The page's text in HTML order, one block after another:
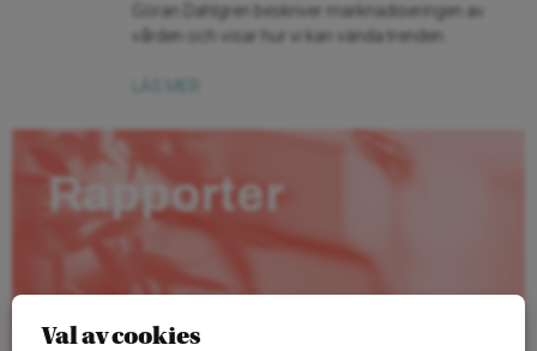
Göran Dahlgren beskriver marknadiseringen av
vården och visar hur vi kan vända trenden.
Rapporter
Val av cookies